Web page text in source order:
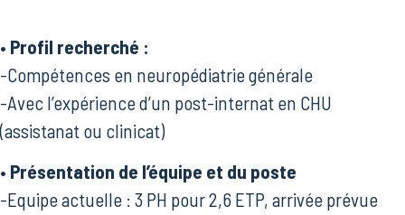
• Profil recherché :
-Compétences en neuropédiatrie générale
-Avec l’expérience d’un post-internat en CHU
(assistanat ou clinicat)
• Présentation de l’équipe et du poste
-Equipe actuelle : 3 PH pour 2,6 ETP, arrivée prévue